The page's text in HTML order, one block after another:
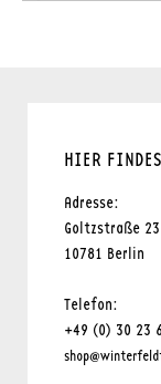
WeltHIER
Adresse:
Goltzstraße
10781 Berlin
Telefon:
+49 (0) 30 23